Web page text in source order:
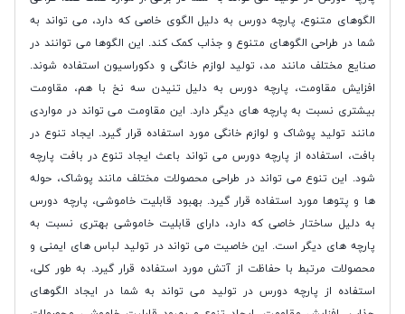
الگوهای متنوع، پارچه دورس به دلیل الگوی خاصی که دارد، می تواند به
شما در طراحی الگوهای متنوع و جذاب کمک کند. این الگوها می توانند در
صنایع مختلف مانند مد، تولید لوازم خانگی و دکوراسیون استفاده شوند.
افزایش مقاومت، پارچه دورس به دلیل تنیدن سه نخ با هم، مقاومت
بیشتری نسبت به پارچه های دیگر دارد. این مقاومت می تواند در مواردی
مانند تولید پوشاک و لوازم خانگی مورد استفاده قرار گیرد. ایجاد تنوع در
بافت، استفاده از پارچه دورس می تواند باعث ایجاد تنوع در بافت پارچه
شود. این تنوع می تواند در طراحی محصولات مختلف مانند پوشاک، حوله
ها و پتوها مورد استفاده قرار گیرد. بهبود قابلیت خاموشی، پارچه دورس
به دلیل ساختار خاصی که دارد، دارای قابلیت خاموشی بهتری نسبت به
پارچه های دیگر است. این خاصیت می تواند در تولید لباس های ایمنی و
محصولات مرتبط با حفاظت از آتش مورد استفاده قرار گیرد. به طور کلی،
استفاده از پارچه دورس در تولید می تواند به شما در ایجاد الگوهای